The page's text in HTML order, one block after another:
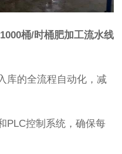
桶/时桶肥加工流水线
库的全流程自动化，减
PLC控制系统，确保每